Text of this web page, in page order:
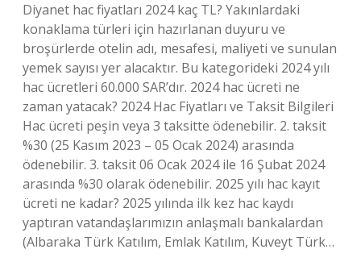
Diyanet hac fiyatları 2024 kaç TL? Yakınlardaki
konaklama türleri için hazırlanan duyuru ve
broşürlerde otelin adı, mesafesi, maliyeti ve sunulan
yemek sayısı yer alacaktır. Bu kategorideki 2024 yılı
hac ücretleri 60.000 SAR’dır. 2024 hac ücreti ne
zaman yatacak? 2024 Hac Fiyatları ve Taksit Bilgileri
Hac ücreti peşin veya 3 taksitte ödenebilir. 2. taksit
%30 (25 Kasım 2023 – 05 Ocak 2024) arasında
ödenebilir. 3. taksit 06 Ocak 2024 ile 16 Şubat 2024
arasında %30 olarak ödenebilir. 2025 yılı hac kayıt
ücreti ne kadar? 2025 yılında ilk kez hac kaydı
yaptıran vatandaşlarımızın anlaşmalı bankalardan
(Albaraka Türk Katılım, Emlak Katılım, Kuveyt Türk…